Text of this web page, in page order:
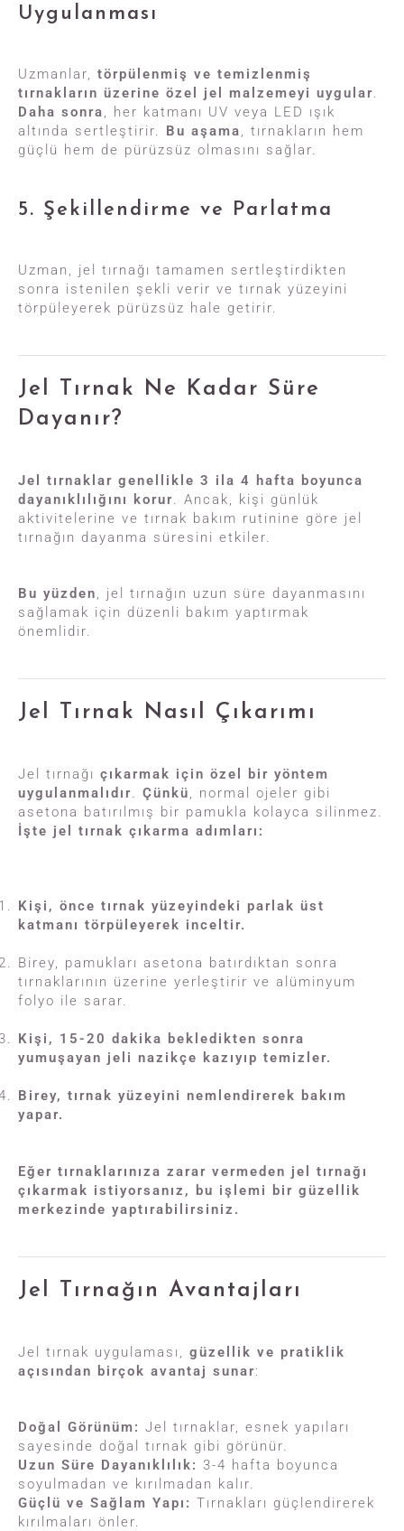
Uygulanması
Uzmanlar, törpülenmiş ve temizlenmiş
tırnakların üzerine özel jel malzemeyi uygular.
Daha sonra, her katmanı UV veya LED ışık
altında sertleştirir. Bu aşama, tırnakların hem
güçlü hem de pürüzsüz olmasını sağlar.
5. Şekillendirme ve Parlatma
Uzman, jel tırnağı tamamen sertleştirdikten
sonra istenilen şekli verir ve tırnak yüzeyini
törpüleyerek pürüzsüz hale getirir.
Jel Tırnak Ne Kadar Süre
Dayanır?
Jel tırnaklar genellikle 3 ila 4 hafta boyunca
dayanıklılığını korur. Ancak, kişi günlük
aktivitelerine ve tırnak bakım rutinine göre jel
tırnağın dayanma süresini etkiler.
Bu yüzden, jel tırnağın uzun süre dayanmasını
sağlamak için düzenli bakım yaptırmak
önemlidir.
Jel Tırnak Nasıl Çıkarımı
Jel tırnağı çıkarmak için özel bir yöntem
uygulanmalıdır. Çünkü, normal ojeler gibi
asetona batırılmış bir pamukla kolayca silinmez.
İşte jel tırnak çıkarma adımları:
Kişi, önce tırnak yüzeyindeki parlak üst
katmanı törpüleyerek inceltir.
Birey, pamukları asetona batırdıktan sonra
tırnaklarının üzerine yerleştirir ve alüminyum
folyo ile sarar.
Kişi, 15-20 dakika bekledikten sonra
yumuşayan jeli nazikçe kazıyıp temizler.
Birey, tırnak yüzeyini nemlendirerek bakım
yapar.
Eğer tırnaklarınıza zarar vermeden jel tırnağı
çıkarmak istiyorsanız, bu işlemi bir güzellik
merkezinde yaptırabilirsiniz.
Jel Tırnağın Avantajları
Jel tırnak uygulaması, güzellik ve pratiklik
açısından birçok avantaj sunar:
Doğal Görünüm: Jel tırnaklar, esnek yapıları
sayesinde doğal tırnak gibi görünür.
Uzun Süre Dayanıklılık: 3-4 hafta boyunca
soyulmadan ve kırılmadan kalır.
Güçlü ve Sağlam Yapı: Tırnakları güçlendirerek
kırılmaları önler.